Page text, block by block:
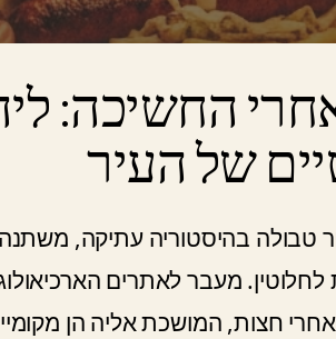
החשיכה:
של העיר
טבולה בהיסטוריה עתיקה,
לחלוטין. מעבר לאתרים
חצות, המושכת אליה הן